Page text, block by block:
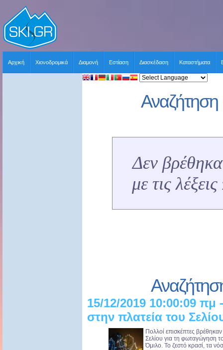
Αρχική Χιονοδρομικά Διαμονή Εστίαση Διασκέδαση Καταστήματα
Αναζήτηση
Δεν
με τις
15/12/2019 10:00:09 πμ
στην πλατεία του
Πολλοί επισκέπτες
Σελίου για τη φωταγώγηση
Όμιλο. Το ζεστό κρασί, τα